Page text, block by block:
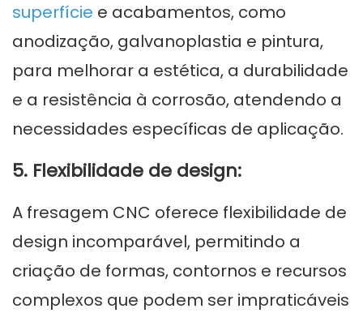
superfície e acabamentos, como
anodização, galvanoplastia e pintura,
para melhorar a estética, a durabilidade
e a resistência à corrosão, atendendo a
necessidades específicas de aplicação.
5. Flexibilidade de design:
A fresagem CNC oferece flexibilidade de
design incomparável, permitindo a
criação de formas, contornos e recursos
complexos que podem ser impraticáveis